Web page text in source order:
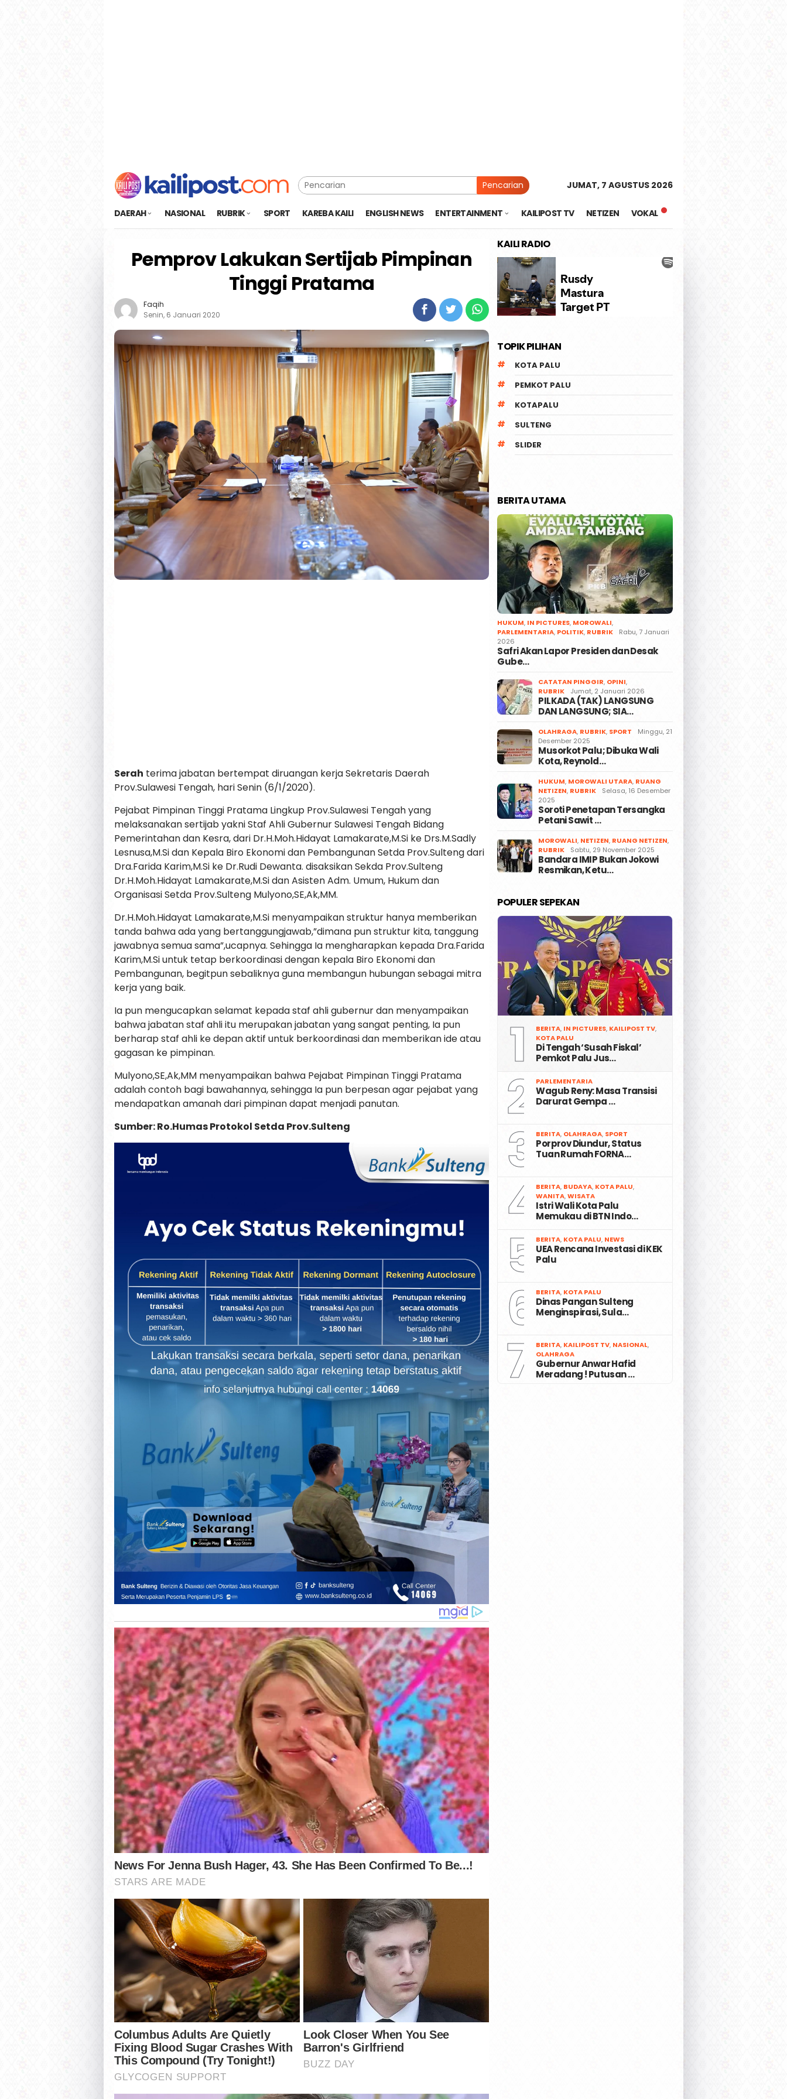
Pencarian JUMAT, 7 AGUSTUS 2026
DAERAH NASIONAL RUBRIK SPORT KAREBA KAILI ENGLISH NEWS ENTERTAINMENT KAILIPOST TV NETIZEN VOKAL
Pemprov Lakukan Sertijab Pimpinan
Tinggi Pratama
Faqih
Senin, 6 Januari 2020
Serah terima jabatan bertempat diruangan kerja Sekretaris Daerah
Prov.Sulawesi Tengah, hari Senin (6/1/2020).
Pejabat Pimpinan Tinggi Pratama Lingkup Prov.Sulawesi Tengah yang
melaksanakan sertijab yakni Staf Ahli Gubernur Sulawesi Tengah Bidang
Pemerintahan dan Kesra, dari Dr.H.Moh.Hidayat Lamakarate,M.Si ke Drs.M.Sadly
Lesnusa,M.Si dan Kepala Biro Ekonomi dan Pembangunan Setda Prov.Sulteng dari
Dra.Farida Karim,M.Si ke Dr.Rudi Dewanta. disaksikan Sekda Prov.Sulteng
Dr.H.Moh.Hidayat Lamakarate,M.Si dan Asisten Adm. Umum, Hukum dan
Organisasi Setda Prov.Sulteng Mulyono,SE,Ak,MM.
Dr.H.Moh.Hidayat Lamakarate,M.Si menyampaikan struktur hanya memberikan
tanda bahwa ada yang bertanggungjawab,”dimana pun struktur kita, tanggung
jawabnya semua sama”,ucapnya. Sehingga Ia mengharapkan kepada Dra.Farida
Karim,M.Si untuk tetap berkoordinasi dengan kepala Biro Ekonomi dan
Pembangunan, begitpun sebaliknya guna membangun hubungan sebagai mitra
kerja yang baik.
Ia pun mengucapkan selamat kepada staf ahli gubernur dan menyampaikan
bahwa jabatan staf ahli itu merupakan jabatan yang sangat penting, Ia pun
berharap staf ahli ke depan aktif untuk berkoordinasi dan memberikan ide atau
gagasan ke pimpinan.
Mulyono,SE,Ak,MM menyampaikan bahwa Pejabat Pimpinan Tinggi Pratama
adalah contoh bagi bawahannya, sehingga Ia pun berpesan agar pejabat yang
mendapatkan amanah dari pimpinan dapat menjadi panutan.
Sumber: Ro.Humas Protokol Setda Prov.Sulteng
KAILI RADIO
TOPIK PILIHAN
KOTA PALU
PEMKOT PALU
KOTAPALU
SULTENG
SLIDER
BERITA UTAMA
HUKUM, IN PICTURES, MOROWALI,
PARLEMENTARIA, POLITIK, RUBRIK
Rabu, 7 Januari
2026
Safri Akan Lapor Presiden dan Desak
Gube…
CATATAN PINGGIR, OPINI,
RUBRIK
Jumat, 2 Januari 2026
PILKADA (TAK) LANGSUNG
DAN LANGSUNG; SIA…
OLAHRAGA, RUBRIK, SPORT
Minggu, 21
Desember 2025
Musorkot Palu; Dibuka Wali
Kota, Reynold…
HUKUM, MOROWALI UTARA, RUANG
NETIZEN, RUBRIK
Selasa, 16 Desember
2025
Soroti Penetapan Tersangka
Petani Sawit …
MOROWALI, NETIZEN, RUANG NETIZEN,
RUBRIK
Sabtu, 29 November 2025
Bandara IMIP Bukan Jokowi
Resmikan, Ketu…
POPULER SEPEKAN
1 BERITA, IN PICTURES, KAILIPOST TV,
KOTA PALU
Di Tengah ‘Susah Fiskal’
Pemkot Palu Jus…
2 PARLEMENTARIA
Wagub Reny: Masa Transisi
Darurat Gempa …
3 BERITA, OLAHRAGA, SPORT
Porprov Diundur, Status
Tuan Rumah FORNA…
4BERITA, BUDAYA, KOTA PALU,
WANITA,WISATA
Istri Wali Kota Palu
Memukau di BTN Indo…
5 BERITA, KOTA PALU, NEWS
UEA Rencana Investasi di KEK
Palu
6 BERITA, KOTA PALU
Dinas Pangan Sulteng
Menginspirasi, Sula…
7 BERITA, KAILIPOST TV, NASIONAL,
OLAHRAGA
Gubernur Anwar Hafid
Meradang ! Putusan …